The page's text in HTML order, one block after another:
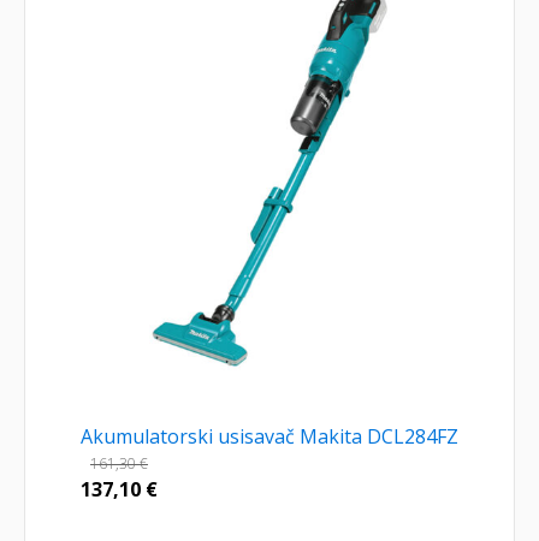
Akumulatorski usisavač Makita DCL284FZ
161,30€
137,10 €